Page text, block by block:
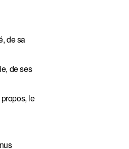
de sa
de ses
le